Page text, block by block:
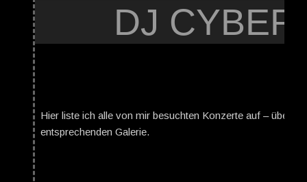
DJ
Hier liste ich alle von mir besuchten Konzerte auf – über
entsprechenden Galerie.